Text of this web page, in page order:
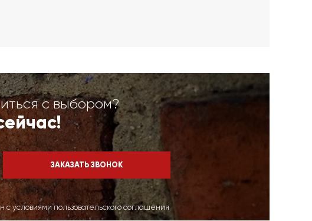
с выбором?
с условиями пользовательского соглашения